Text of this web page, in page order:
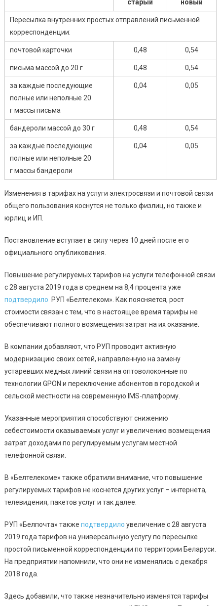
старый новый
Пересылка внутренних простых отправлений письменной
корреспонденции:
почтовой карточки 0,48 0,54
письма массой до 20 г 0,48 0,54
за каждые последующие
полные или неполные 20
г массы письма
0,04 0,05
бандероли массой до 30 г 0,48 0,54
за каждые последующие
полные или неполные 20
г массы бандероли
0,04 0,05
Изменения в тарифах на услуги электросвязи и почтовой связи
общего пользования коснутся не только физлиц, но также и
юрлиц и ИП.
Постановление вступает в силу через 10 дней после его
официального опубликования.
Повышение регулируемых тарифов на услуги телефонной связи
с 28 августа 2019 года в среднем на 8,4 процента уже
подтвердило РУП «Белтелеком». Как поясняется, рост
стоимости связан с тем, что в настоящее время тарифы не
обеспечивают полного возмещения затрат на их оказание.
В компании добавляют, что РУП проводит активную
модернизацию своих сетей, направленную на замену
устаревших медных линий связи на оптоволоконные по
технологии GPON и переключение абонентов в городской и
сельской местности на современную IMS-платформу.
Указанные мероприятия способствуют снижению
себестоимости оказываемых услуг и увеличению возмещения
затрат доходами по регулируемым услугам местной
телефонной связи.
В «Белтелекоме» также обратили внимание, что повышение
регулируемых тарифов не коснется других услуг – интернета,
телевидения, пакетов услуг и так далее.
РУП «Белпочта» также подтвердило увеличение с 28 августа
2019 года тарифов на универсальную услугу по пересылке
простой письменной корреспонденции по территории Беларуси.
На предприятии напомнили, что они не изменялись с декабря
2018 года.
Здесь добавили, что также незначительно изменятся тарифы